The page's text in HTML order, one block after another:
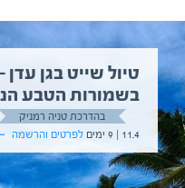
טיול שייט בגן עדן
בשמורות הטבע
בהדרכת טניה רמניק
11.4 | 9 ימים
לפרטים והרשמה